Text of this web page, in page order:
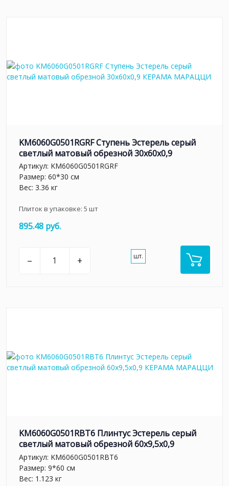
KM6060G0501RGRF Ступень Эстерель серый
светлый матовый обрезной 30x60x0,9
Артикул: KM6060G0501RGRF
Размер: 60*30 см
Вес: 3.36 кг
Плиток в упаковке: 5 шт
895.48 руб.
– + шт.
KM6060G0501RBT6 Плинтус Эстерель серый
светлый матовый обрезной 60x9,5x0,9
Артикул: KM6060G0501RBT6
Размер: 9*60 см
Вес: 1.123 кг